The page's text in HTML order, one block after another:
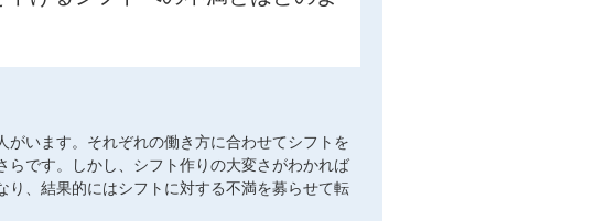
います。それぞれの働き方に合わせてシフトを
です。しかし、シフト作りの大変さがわかれば
、結果的にはシフトに対する不満を募らせて転